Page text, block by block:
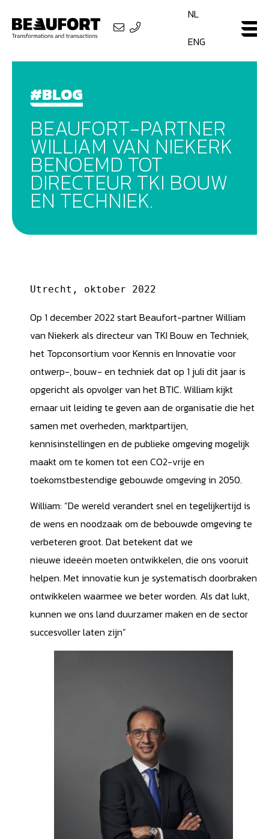
NL
ENG
#BLOG
BEAUFORT-PARTNER
WILLIAM VAN NIEKERK
BENOEMD TOT
DIRECTEUR TKI BOUW
EN TECHNIEK.
Utrecht, oktober 2022
Op 1 december 2022 start Beaufort-partner William
van Niekerk als directeur van TKI Bouw en Techniek,
het Topconsortium voor Kennis en Innovatie voor
ontwerp-, bouw- en techniek dat op 1 juli dit jaar is
opgericht als opvolger van het BTIC. William kijkt
ernaar uit leiding te geven aan de organisatie die het
samen met overheden, marktpartijen,
kennisinstellingen en de publieke omgeving mogelijk
maakt om te komen tot een CO2-vrije en
toekomstbestendige gebouwde omgeving in 2050.
William: “De wereld verandert snel en tegelijkertijd is
de wens en noodzaak om de bebouwde omgeving te
verbeteren groot. Dat betekent dat we
nieuwe ideeën moeten ontwikkelen, die ons vooruit
helpen. Met innovatie kun je systematisch doorbraken
ontwikkelen waarmee we beter worden. Als dat lukt,
kunnen we ons land duurzamer maken en de sector
succesvoller laten zijn”